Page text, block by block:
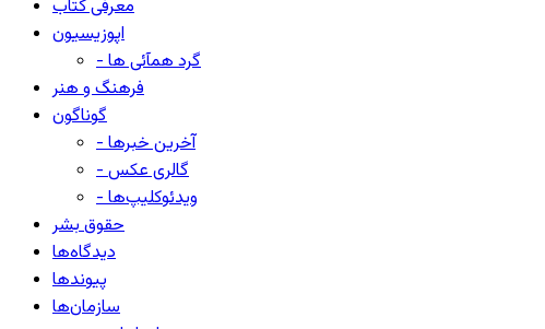
معرفی کتاب
اپوزیسیون
- گرد همآئی ها
فرهنگ و هنر
گوناگون
- آخرین خبرها
- گالری عکس
- ویدئوکلیپ‌ها
حقوق بشر
دیدگاه‌ها
پیوندها
سازمان‌ها